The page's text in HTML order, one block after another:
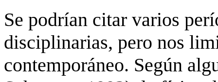
Se podrían citar varios
disciplinarias, pero nos
contemporáneo. Según